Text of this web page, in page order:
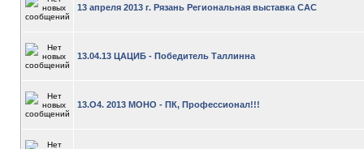
13 апреля 2013 г. Рязань Региональная выставка CAC
13.04.13 ЦАЦИБ - Победитель Таллинна
13.О4. 2013 МОНО - ПК, Профессионал!!!